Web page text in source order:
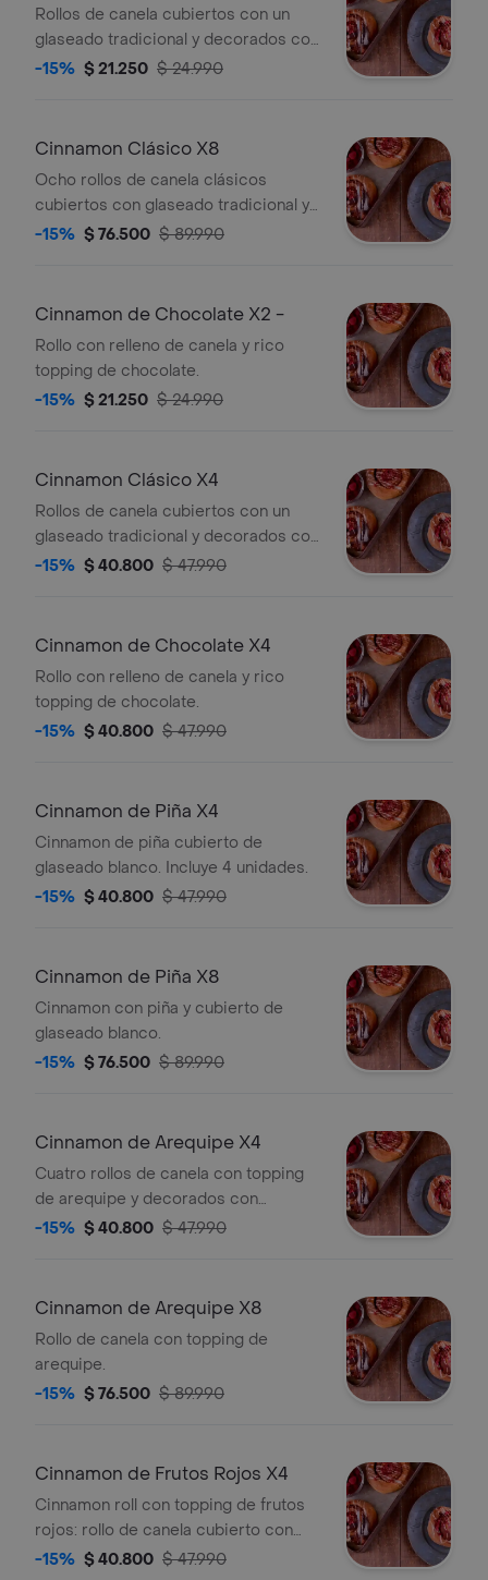
Rollos de canela cubiertos con un
glaseado tradicional y decorados con
frambuesas.
-15% $ 21.250 $ 24.990
Cinnamon Clásico X8
Ocho rollos de canela clásicos
cubiertos con glaseado tradicional y
frambuesas.
-15% $ 76.500 $ 89.990
Cinnamon de Chocolate X2 -
Rollo con relleno de canela y rico
topping de chocolate.
-15% $ 21.250 $ 24.990
Cinnamon Clásico X4
Rollos de canela cubiertos con un
glaseado tradicional y decorados con
frambuesas.
-15% $ 40.800 $ 47.990
Cinnamon de Chocolate X4
Rollo con relleno de canela y rico
topping de chocolate.
-15% $ 40.800 $ 47.990
Cinnamon de Piña X4
Cinnamon de piña cubierto de
glaseado blanco. Incluye 4 unidades.
-15% $ 40.800 $ 47.990
Cinnamon de Piña X8
Cinnamon con piña y cubierto de
glaseado blanco.
-15% $ 76.500 $ 89.990
Cinnamon de Arequipe X4
Cuatro rollos de canela con topping
de arequipe y decorados con
frambuesas frescas.
-15% $ 40.800 $ 47.990
Cinnamon de Arequipe X8
Rollo de canela con topping de
arequipe.
-15% $ 76.500 $ 89.990
Cinnamon de Frutos Rojos X4
Cinnamon roll con topping de frutos
rojos: rollo de canela cubierto con
glaseado y frutos rojos.
-15% $ 40.800 $ 47.990